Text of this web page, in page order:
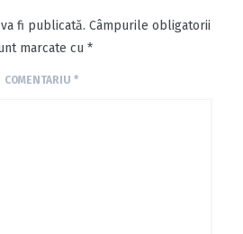
fi publicată. Câmpurile obligatorii
marcate cu *
COMENTARIU *